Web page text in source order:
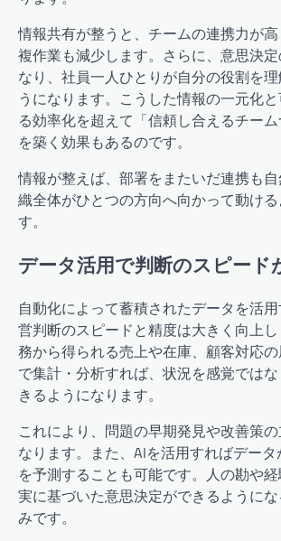
情報共有が整うと、チームの連携力が
複作業も減少します。さらに、意思決
なり、社員一人ひとりが自分の役割を
うになります。こうした情報の一元化
る効率化を超えて「信頼し合えるチー
を築く効果もあるのです。
情報が整えば、部署をまたいだ連携も
織全体がひとつの方向へ向かって動け
す。
データ活用で判断のスピード
自動化によって蓄積されたデータを活
営判断のスピードと精度は大きく向上
務から得られる売上や在庫、顧客対応
で集計・分析すれば、状況を感覚では
きるようになります。
これにより、問題の早期発見や改善策の
なります。また、AIを活用すればデー
を予測することも可能です。人の勘や
実に基づいた意思決定ができるように
みです。